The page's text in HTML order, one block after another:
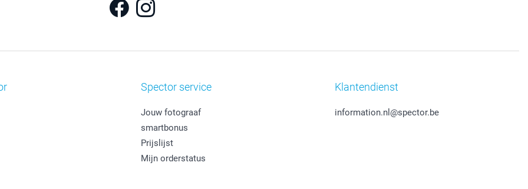
Spector service
Jouw fotograaf
smartbonus
Prijslijst
Mijn orderstatus
Klantendienst
information.nl@spector.be